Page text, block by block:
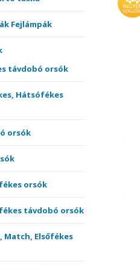
Akciós székek, ágyak,
Bottartók, Rod-podok
Egyéb Akciós termékek
Elektromos kapásjelzők
Fejlámpák
távdobó orsók
Hátsófékes
orsók
orsók
távdobó orsók
Match, Elsőfékes